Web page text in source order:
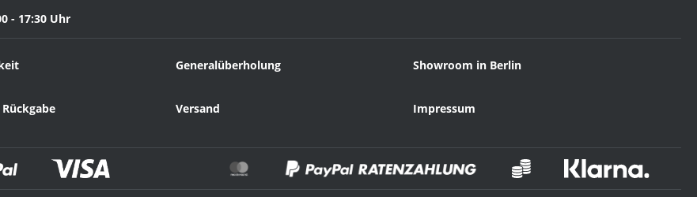
- 17:30 Uhr
Generalüberholung Showroom in Berlin
Versand Impressum